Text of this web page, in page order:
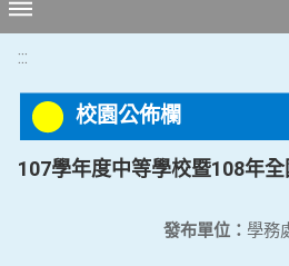
:::
校園公佈欄
107學年度中等學校暨108年
發布單位： 學務